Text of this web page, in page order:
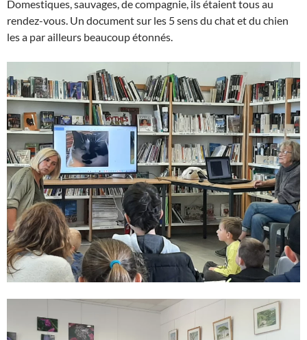
Domestiques, sauvages, de compagnie, ils étaient tous au
rendez-vous. Un document sur les 5 sens du chat et du chien
les a par ailleurs beaucoup étonnés.